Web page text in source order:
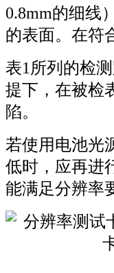
0.8mm的细线
的表面。在符
表1所列的检
提下，在被检
陷。
若使用电池光
低时，应再进
能满足分辨率